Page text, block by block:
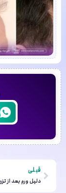
قبلی